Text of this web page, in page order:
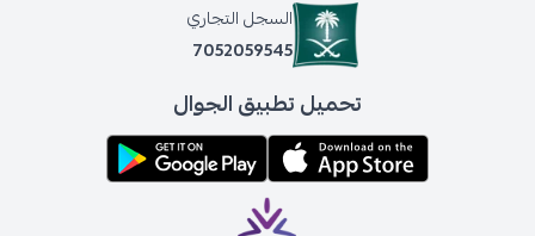
السجل التجاري
7052059545
تحميل تطبيق الجوال